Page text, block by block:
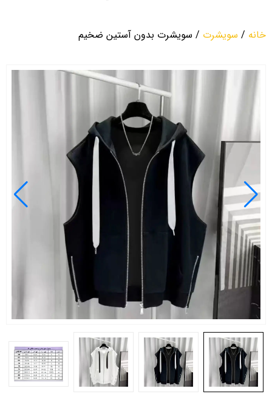
خانه / سویشرت / سویشرت بدون آستین ضخیم